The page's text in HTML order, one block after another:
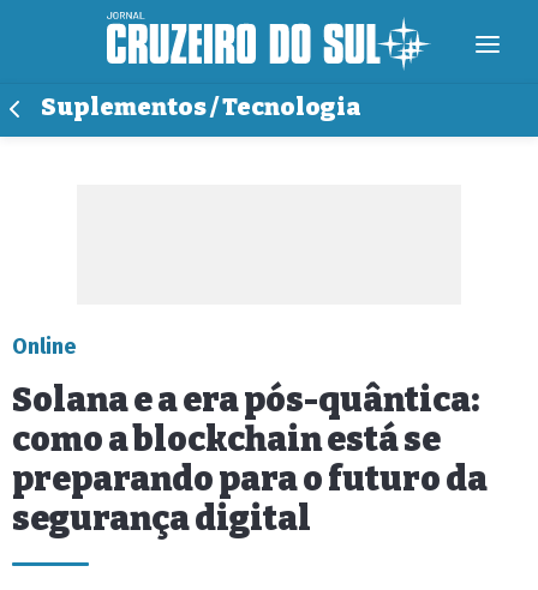
Suplementos / Tecnologia
Online
Solana e a era pós-quântica:
como a blockchain está se
preparando para o futuro da
segurança digital